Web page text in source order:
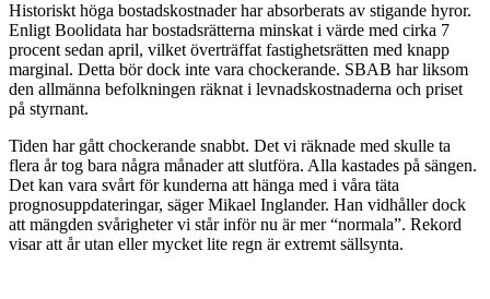
Historiskt höga bostadskostnader har absorberats av stigande hyror.
Enligt Boolidata har bostadsrätterna minskat i värde med cirka 7
procent sedan april, vilket överträffat fastighetsrätten med knapp
marginal. Detta bör dock inte vara chockerande. SBAB har liksom
den allmänna befolkningen räknat i levnadskostnaderna och priset
på styrnant.
Tiden har gått chockerande snabbt. Det vi räknade med skulle ta
flera år tog bara några månader att slutföra. Alla kastades på sängen.
Det kan vara svårt för kunderna att hänga med i våra täta
prognosuppdateringar, säger Mikael Inglander. Han vidhåller dock
att mängden svårigheter vi står inför nu är mer “normala”. Rekord
visar att år utan eller mycket lite regn är extremt sällsynta.